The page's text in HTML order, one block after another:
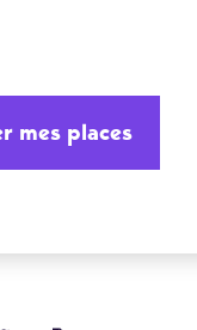
mes places